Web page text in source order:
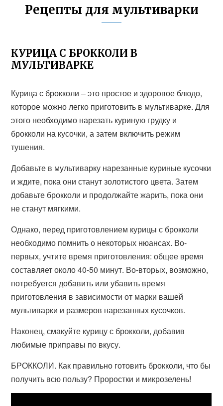
Рецепты для мультиварки
КУРИЦА С БРОККОЛИ В
МУЛЬТИВАРКЕ
Курица с брокколи – это простое и здоровое блюдо,
которое можно легко приготовить в мультиварке. Для
этого необходимо нарезать куриную грудку и
брокколи на кусочки, а затем включить режим
тушения.
Добавьте в мультиварку нарезанные куриные кусочки
и ждите, пока они станут золотистого цвета. Затем
добавьте брокколи и продолжайте жарить, пока они
не станут мягкими.
Однако, перед приготовлением курицы с брокколи
необходимо помнить о некоторых нюансах. Во-
первых, учтите время приготовления: общее время
составляет около 40-50 минут. Во-вторых, возможно,
потребуется добавить или убавить время
приготовления в зависимости от марки вашей
мультиварки и размеров нарезанных кусочков.
Наконец, смакуйте курицу с брокколи, добавив
любимые приправы по вкусу.
БРОККОЛИ. Как правильно готовить брокколи, что бы
получить всю пользу? Проростки и микрозелень!